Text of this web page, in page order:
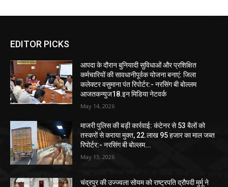
EDITOR PICKS
आपदा के दौरान बुनियादी सुविधाओं और प्रशिक्षित
कर्मचारियों की सावधानीपूर्वक योजना बनाएं: जिला
कलेक्टर वसुमाना पंत रिपोर्टर:- नरसिंग बी बोल्लम
आजतकन्युज18.इन मिडिया नेटवर्क
May 14, 2026
माजरी पुलिस की बड़ी कार्रवाई: कंटेनर से 53 बैलों को
तस्करों से कराया मुक्त, 22.लाख 95 हजार का माल जब्त
रिपोर्टर:- नरसिंग बी बोल्लम...
May 13, 2026
चंद्रपुर की उज्ज्वला सोयम को राष्ट्रपति द्रौपदी मुर्मू ने